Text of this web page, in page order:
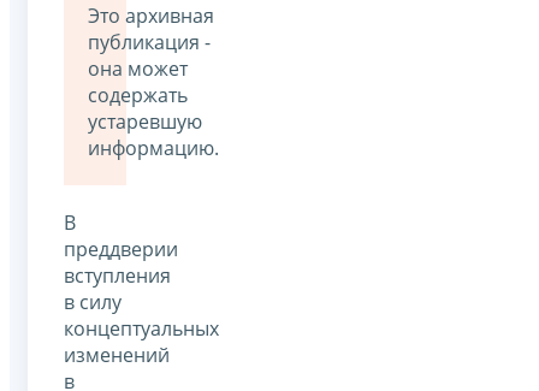
Это архивная
публикация -
она может
содержать
устаревшую
информацию.
В
преддверии
вступления
в силу
концептуальных
изменений
в